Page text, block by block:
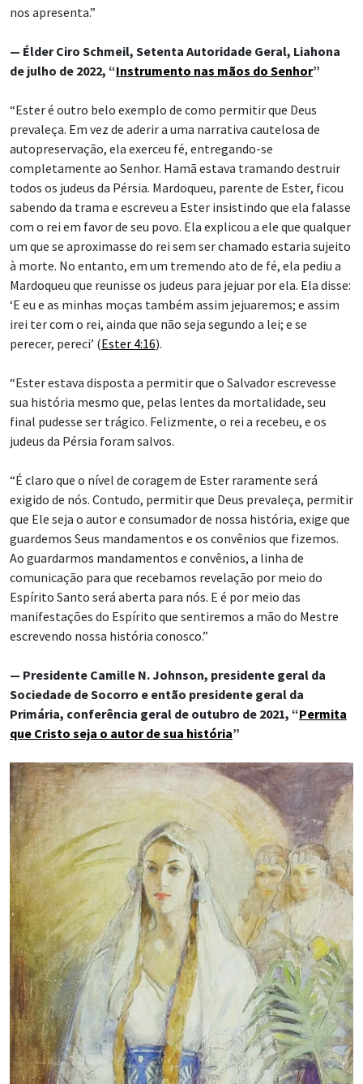
nos apresenta.”
— Élder Ciro Schmeil, Setenta Autoridade Geral, Liahona
de julho de 2022, “Instrumento nas mãos do Senhor”
“Ester é outro belo exemplo de como permitir que Deus
prevaleça. Em vez de aderir a uma narrativa cautelosa de
autopreservação, ela exerceu fé, entregando-se
completamente ao Senhor. Hamã estava tramando destruir
todos os judeus da Pérsia. Mardoqueu, parente de Ester, ficou
sabendo da trama e escreveu a Ester insistindo que ela falasse
com o rei em favor de seu povo. Ela explicou a ele que qualquer
um que se aproximasse do rei sem ser chamado estaria sujeito
à morte. No entanto, em um tremendo ato de fé, ela pediu a
Mardoqueu que reunisse os judeus para jejuar por ela. Ela disse:
‘E eu e as minhas moças também assim jejuaremos; e assim
irei ter com o rei, ainda que não seja segundo a lei; e se
perecer, pereci’ (Ester 4:16).
“Ester estava disposta a permitir que o Salvador escrevesse
sua história mesmo que, pelas lentes da mortalidade, seu
final pudesse ser trágico. Felizmente, o rei a recebeu, e os
judeus da Pérsia foram salvos.
“É claro que o nível de coragem de Ester raramente será
exigido de nós. Contudo, permitir que Deus prevaleça, permitir
que Ele seja o autor e consumador de nossa história, exige que
guardemos Seus mandamentos e os convênios que fizemos.
Ao guardarmos mandamentos e convênios, a linha de
comunicação para que recebamos revelação por meio do
Espírito Santo será aberta para nós. E é por meio das
manifestações do Espírito que sentiremos a mão do Mestre
escrevendo nossa história conosco.”
— Presidente Camille N. Johnson, presidente geral da
Sociedade de Socorro e então presidente geral da
Primária, conferência geral de outubro de 2021, “Permita
que Cristo seja o autor de sua história”